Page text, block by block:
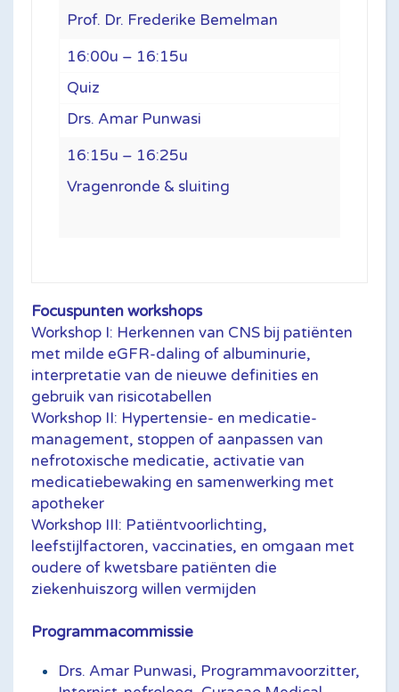
Prof. Dr. Frederike Bemelman
16:00u – 16:15u
Quiz
Drs. Amar Punwasi
16:15u – 16:25u
Vragenronde & sluiting
Focuspunten workshops
Workshop I: Herkennen van CNS bij patiënten
met milde eGFR-daling of albuminurie,
interpretatie van de nieuwe definities en
gebruik van risicotabellen
Workshop II: Hypertensie- en medicatie-
management, stoppen of aanpassen van
nefrotoxische medicatie, activatie van
medicatiebewaking en samenwerking met
apotheker
Workshop III: Patiëntvoorlichting,
leefstijlfactoren, vaccinaties, en omgaan met
oudere of kwetsbare patiënten die
ziekenhuiszorg willen vermijden
Programmacommissie
Drs. Amar Punwasi, Programmavoorzitter,